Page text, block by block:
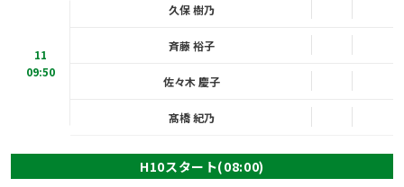
11
09:50
久保 樹乃
斉藤 裕子
佐々木 慶子
髙橋 紀乃
H10スタート(08:00)